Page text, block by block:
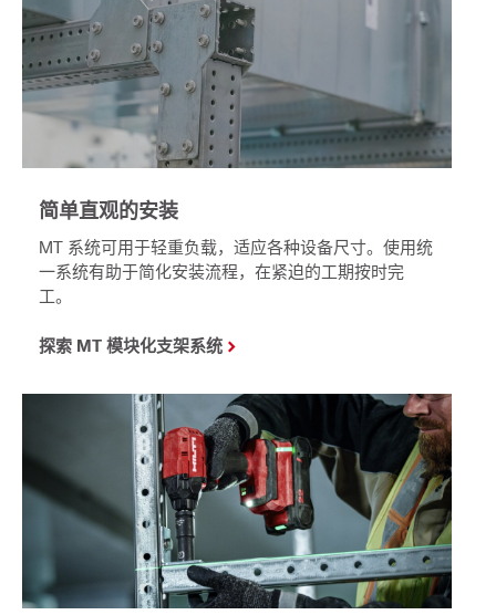
简单直观的安装
MT 系统可用于轻重负载，适应各种设备尺寸。使用统
一系统有助于简化安装流程，在紧迫的工期按时完
工。
探索 MT 模块化支架系统